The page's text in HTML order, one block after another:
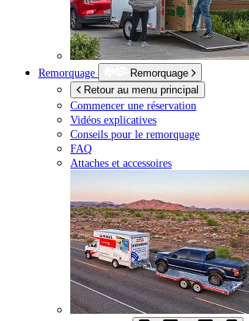
Remorquage
Remorquage
Retour au menu principal
Commencer une réservation
Vidéos explicatives
Conseils pour le remorquage
FAQ
Attaches et accessoires